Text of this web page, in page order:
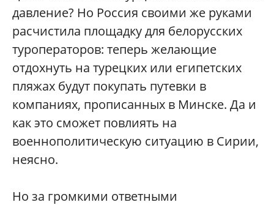
давление? Но Россия своими же руками
расчистила площадку для белорусских
туроператоров: теперь желающие
отдохнуть на турецких или египетских
пляжах будут покупать путевки в
компаниях, прописанных в Минске. Да и
как это сможет повлиять на
военнополитическую ситуацию в Сирии,
неясно.
Но за громкими ответными